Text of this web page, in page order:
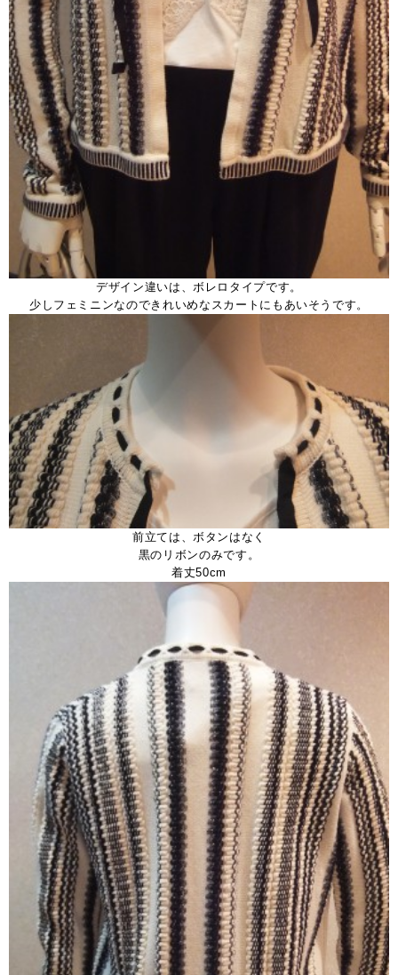
デザイン違いは、ボレロタイプです。
少しフェミニンなのできれいめなスカートにもあいそうです。
前立ては、ボタンはなく
黒のリボンのみです。
着丈50cm